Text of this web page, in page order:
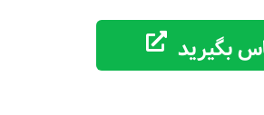
بگیرید